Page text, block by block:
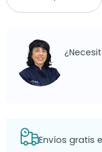
Envíos gratis